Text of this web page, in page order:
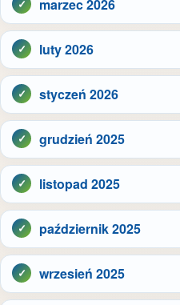
marzec 2026
luty 2026
styczeń 2026
grudzień 2025
listopad 2025
październik 2025
wrzesień 2025